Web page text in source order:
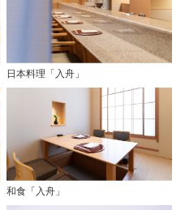
日本料理「入舟」
和食「入舟」